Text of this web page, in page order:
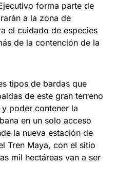
forma parte de
a la zona de
el cuidado de especies
de la contención de la
tipos de bardas que
de este gran terreno
poder contener la
en un solo acceso
la nueva estación de
Tren Maya, con el sitio
mil hectáreas van a ser